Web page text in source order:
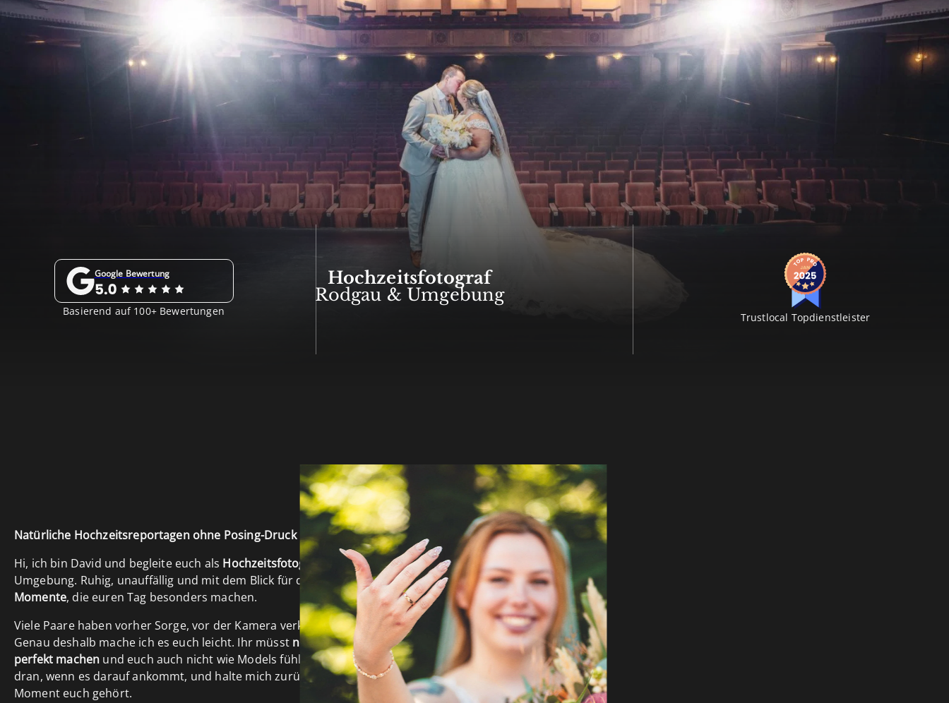
Google Bewertung
Basierend auf 100+ Bewertungen Trustlocal Topdienstleister
Hochzeitsfotograf
Rodgau & Umgebung
Natürliche Hochzeitsreportagen ohne Posing-Druck
Hi, ich bin David und begleite euch als Hochzeitsfotograf in Rodgau
und
Umgebung. Ruhig, unauffällig und mit dem Blick für die
echten
Momente, die euren Tag besonders machen.
Viele Paare haben vorher Sorge, vor der Kamera verkrampft zu wirken.
Genau deshalb mache ich es euch leicht. Ihr müsst nichts spielen, nichts
perfekt machen und euch auch nicht wie Models fühlen. Ich bin nah
dran, wenn es darauf ankommt, und halte mich zurück, wenn der
Moment euch gehört.